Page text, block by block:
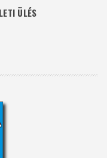
ÜLÉS